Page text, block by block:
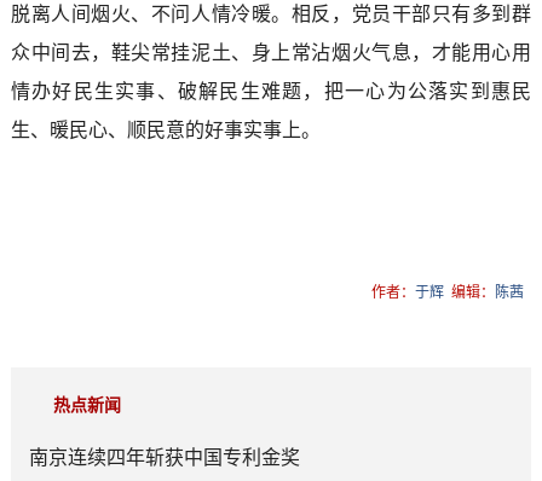
脱离人间烟火、不问人情冷暖。相反，党员干部只有多到群
众中间去，鞋尖常挂泥土、身上常沾烟火气息，才能用心用
情办好民生实事、破解民生难题，把一心为公落实到惠民
生、暖民心、顺民意的好事实事上。
作者：于辉编辑： 陈茜
热点新闻
南京连续四年斩获中国专利金奖